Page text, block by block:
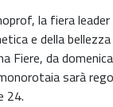
la fiera
e della
Fiere, da
sarà
24.